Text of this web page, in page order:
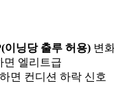
이닝당 출루 허용) 변
면 엘리트급
면 컨디션 하락 신호